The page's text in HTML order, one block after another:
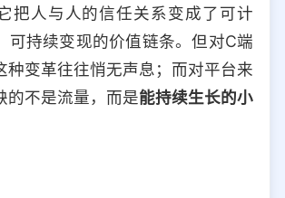
把人与人的信任关系变成了可计
可持续变现的价值链条。但对C端
种变革往往悄无声息；而对平台来
的不是流量，而是能持续生长的小